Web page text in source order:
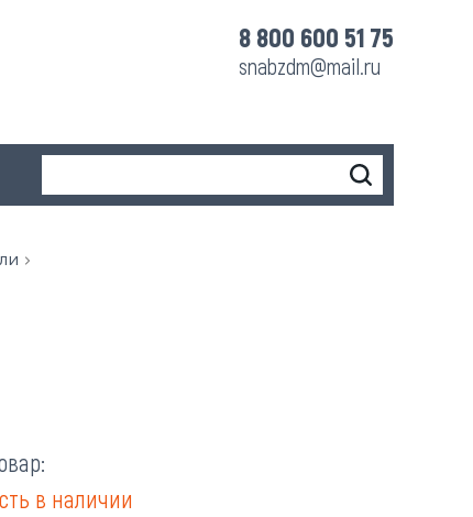
8 800 600 51 75
snabzdm@mail.ru
в наличии